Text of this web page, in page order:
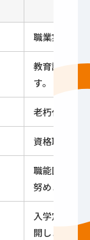
職業実践専
教育評価の
す。
老朽化施設
資格取得の
職能団体や
努めます。
入学定員確
開します。